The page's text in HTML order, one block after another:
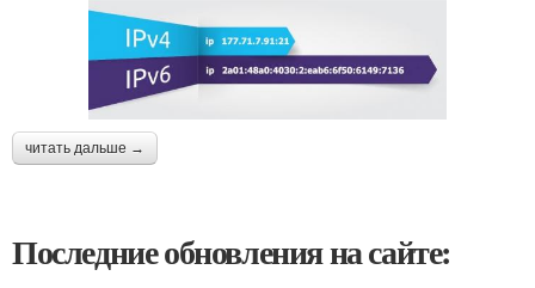
читать дальше →
Последние обновления на сайте: